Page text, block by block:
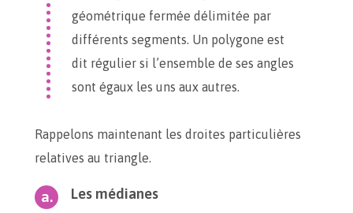
géométrique fermée délimitée par
différents segments. Un polygone est
dit régulier si l’ensemble de ses angles
sont égaux les uns aux autres.
Rappelons maintenant les droites particulières
relatives au triangle.
Les médianes